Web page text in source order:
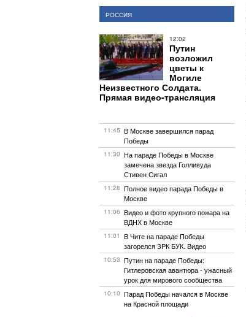
РОССИЯ
12:02
Путин
возложил
цветы к
Могиле
Неизвестного Солдата.
Прямая видео-трансляция
11:45 В Москве завершился парад
Победы
11:30 На параде Победы в Москве
замечена звезда Голливуда
Стивен Сигал
11:28 Полное видео парада Победы в
Москве
11:06 Видео и фото крупного пожара на
ВДНХ в Москве
11:01 В Чите на параде Победы
загорелся ЗРК БУК. Видео
10:53 Путин на параде Победы:
Гитлеровская авантюра - ужасный
урок для мирового сообщества
10:10 Парад Победы начался в Москве
на Красной площади